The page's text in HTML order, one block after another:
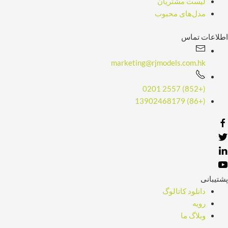
مدل‌های محبوب
اطلاعات تماس
marketing@rjmodels.com.hk
(+852) 2557 0201
(+86) 13902468179
پشتیبانی
دانلود کاتالوگ
رویه
وبلاگ ما